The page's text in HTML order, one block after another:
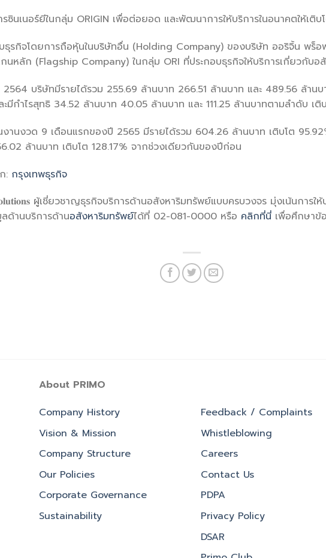
รซินเนอร์ยีในกลุ่ม ORIGIN เพื่อต่อยอด และพัฒนาการให้บริการในอนาคตให้เติ
ธุรกิจโดยการถือหุ้นในบริษัทอื่น (Holding Company) ของบริษัท ออริจิ้น พร็
นหลัก (Flagship Company) ในกลุ่ม ORI ที่ประกอบธุรกิจให้บริการเกี่ยวกับ
บริษัทมีรายได้รวม 255.69 ล้านบาท 266.51 ล้านบาท และ 489.56 ล้าน
มีกำไรสุทธิ 34.52 ล้านบาท 40.05 ล้านบาท และ 111.25 ล้านบาทตามลำดับ เ
งานงวด 9 เดือนแรกของปี 2565 มีรายได้รวม 604.26 ล้านบาท เติบโต
ล้านบาท เติบโต 128.17% จากช่วงเดียวกันของปีก่อน
: กรุงเทพธุรกิจ
ผู้เชี่ยวชาญธุรกิจบริการด้านอสังหาริมทรัพย์แบบครบวงจร มุ่งเน้นการ
ด้านบริการด้านอสังหาริมทรัพย์ได้ที่ 02-081-0000 หรือ คลิกที่นี่ เพื่อศึกษาข้
About PRIMO
Company History
Vision & Mission
Company Structure
Our Policies
Corporate Governance
Sustainability
Feedback / Complaints
Whistleblowing
Careers
Contact Us
PDPA
Privacy Policy
DSAR